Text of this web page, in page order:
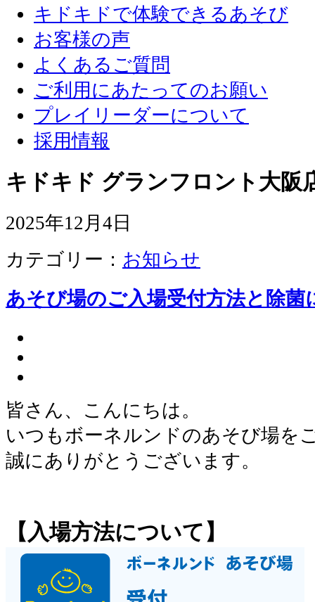
キドキドで体験できるあそび
お客様の声
よくあるご質問
ご利用にあたってのお願い
プレイリーダーについて
採用情報
キドキド グランフロント大阪
2025年12月4日
カテゴリー： お知らせ
あそび場のご入場受付方法と除菌
皆さん、こんにちは。
いつもボーネルンドのあそび場を
誠にありがとうございます。
【入場方法について】